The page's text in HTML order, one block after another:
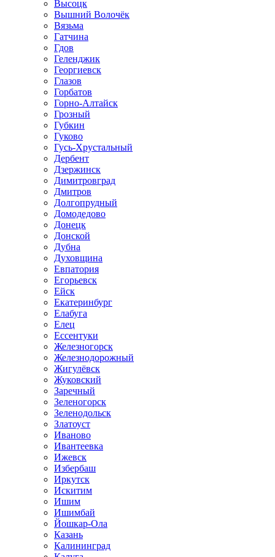
Высоцк
Вышний Волочёк
Вязьма
Гатчина
Гдов
Геленджик
Георгиевск
Глазов
Горбатов
Горно-Алтайск
Грозный
Губкин
Гуково
Гусь-Хрустальный
Дербент
Дзержинск
Димитровград
Дмитров
Долгопрудный
Домодедово
Донецк
Донской
Дубна
Духовщина
Евпатория
Егорьевск
Ейск
Екатеринбург
Елабуга
Елец
Ессентуки
Железногорск
Железнодорожный
Жигулёвск
Жуковский
Заречный
Зеленогорск
Зеленодольск
Златоуст
Иваново
Ивантеевка
Ижевск
Избербаш
Иркутск
Искитим
Ишим
Ишимбай
Йошкар-Ола
Казань
Калининград